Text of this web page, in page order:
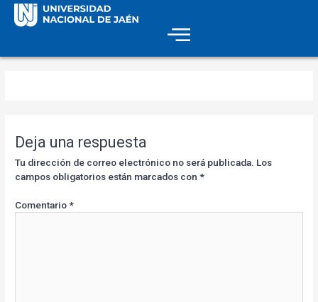
Deja una respuesta
Tu dirección de correo electrónico no será publicada. Los
campos obligatorios están marcados con*
Comentario*